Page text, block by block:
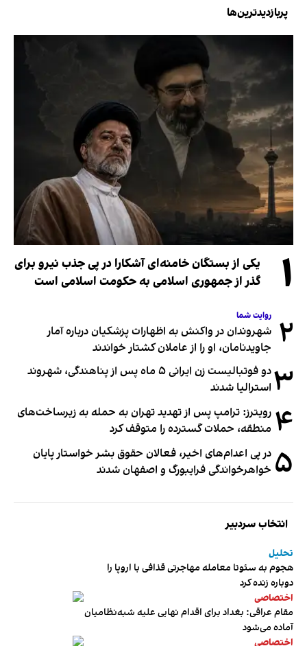
پربازدیدترین‌ها
۱
یکی از بستگان خامنه‌ای آشکارا در پی جذب نیرو برای
گذر از جمهوری اسلامی به حکومت اسلامی است
۲ روایت شما
شهروندان در واکنش به اظهارات پزشکیان درباره آمار
جاویدنامان، او را از عاملان کشتار خواندند
۳
دو فوتبالیست زن ایرانی ۵ ماه پس از پناهندگی، شهروند
استرالیا شدند
۴ رویترز: ترامپ پس از تهدید تهران به حمله به زیرساخت‌های
منطقه، حملات گسترده را متوقف کرد
۵ در پی اعدام‌های اخیر، فعالان حقوق بشر خواستار پایان
خواهرخواندگی فرایبورگ و اصفهان شدند
انتخاب سردبیر
تحلیل
هجوم به سئوتا معامله مهاجرتی قذافی با اروپا را
دوباره زنده کرد
اختصاصی
مقام عراقی: بغداد برای اقدام نهایی علیه شبه‌نظامیان
آماده می‌شود
اختصاصی